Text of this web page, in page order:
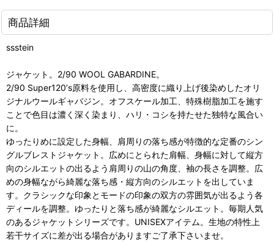
商品詳細
ssstein
ジャケット。2/90 WOOL GABARDINE。
2/90 Super120ʼs原料を使用し、高密度に織り上げ後染めしたオリ
ジナルウールギャバジン。オフスケール加工、特殊樹脂加工を施す
ことで色目は濃く深く染まり、ハリ・コシを持たせた独特な風合い
に。
ゆったりめに設定した身幅、肩周りの落ち感が特徴的な定番のシン
グルブレストジャケット。広めにとられた肩幅、身幅に対して縦方
向のシルエットの出るよう肩周りの山の角度、袖の長さを調整。広
めの身幅ながら綺麗な落ち感・縦方向のシルエットを出していま
す。クラシックな印象とモードの印象の双方の雰囲気が出るよう各
ディールを調整。ゆったりと落ち感が綺麗なシルエット。毎期人気
のあるジャケットシリーズです。UNISEXアイテム。生地の特性上
若干サイズに差が出る場合がありますご了承下さいませ。